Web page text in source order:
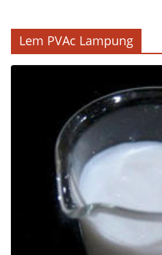
Lem PVAc Lampung